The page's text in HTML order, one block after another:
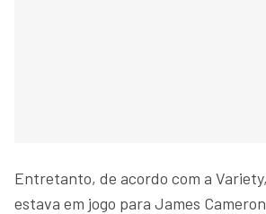
Entretanto, de acordo com a
estava em jogo para James